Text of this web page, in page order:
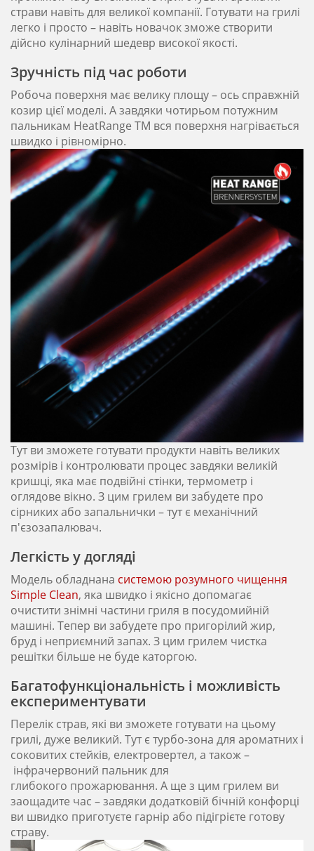
страви навіть для великої компанії. Готувати на грилі
легко і просто – навіть новачок зможе створити
дійсно кулінарний шедевр високої якості.
Зручність під час роботи
Робоча поверхня має велику площу – ось справжній
козир цієї моделі. А завдяки чотирьом потужним
пальникам HeatRange TM вся поверхня нагрівається
швидко і рівномірно.
Тут ви зможете готувати продукти навіть великих
розмірів і контролювати процес завдяки великій
кришці, яка має подвійні стінки, термометр і
оглядове вікно. З цим грилем ви забудете про
сірниких або запальнички – тут є механічний
п'єзозапалювач.
Легкість у догляді
Модель обладнана системою розумного чищення
Simple Clean, яка швидко і якісно допомагає
очистити знімні частини гриля в посудомийній
машині. Тепер ви забудете про пригорілий жир,
бруд і неприємний запах. З цим грилем чистка
решітки більше не буде каторгою.
Багатофункціональність і можливість
експериментувати
Перелік страв, які ви зможете готувати на цьому
грилі, дуже великий. Тут є турбо-зона для ароматних і
соковитих стейків, електровертел, а також –
інфрачервоний пальник для
глибокого прожарювання. А ще з цим грилем ви
заощадите час – завдяки додатковій бічній конфорці
ви швидко приготуєте гарнір або підігрієте готову
страву.